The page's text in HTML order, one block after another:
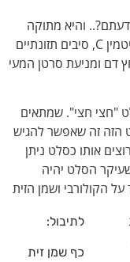
והיא מתוקה
יותר מהפומלה וקטנה ממנה. היא עשירה בויטמין C, סיבים תזונתיים
דם ומניעת סרטן המעי
"חצי חצי". שמתאים
הזה זה שאפשר להגיש
אותו כסלט ניתן
שעיקר הסלט יהיה
הקולורבי ושמן הזית
לתיבול:
כף שמן זית